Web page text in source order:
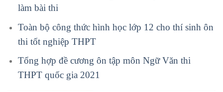
làm bài thi
Toàn bộ công thức hình học lớp 12 cho thí sinh ôn
thi tốt nghiệp THPT
Tổng hợp đề cương ôn tập môn Ngữ Văn thi
THPT quốc gia 2021